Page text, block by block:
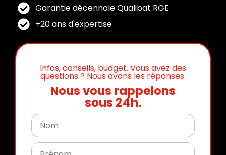
Garantie décennale Qualibat RGE
+20 ans d'expertise
Infos, conseils, budget. Vous avez des
questions ? Nous avons les réponses.
Nous vous rappelons
sous 24h.